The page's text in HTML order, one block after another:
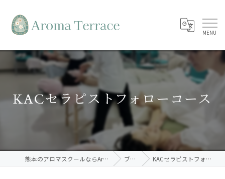
KACセラピストフォローコース
熊本のアロマスクールならAroma Terrace ブログ KACセラピストフォローコース